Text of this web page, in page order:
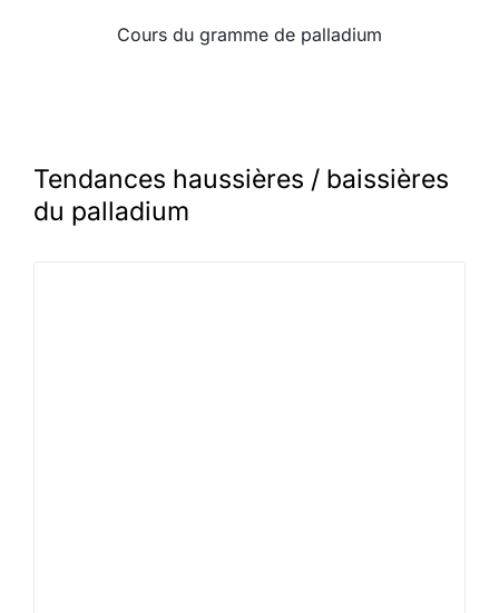
Cours du gramme de palladium
Tendances haussières / baissières
du palladium